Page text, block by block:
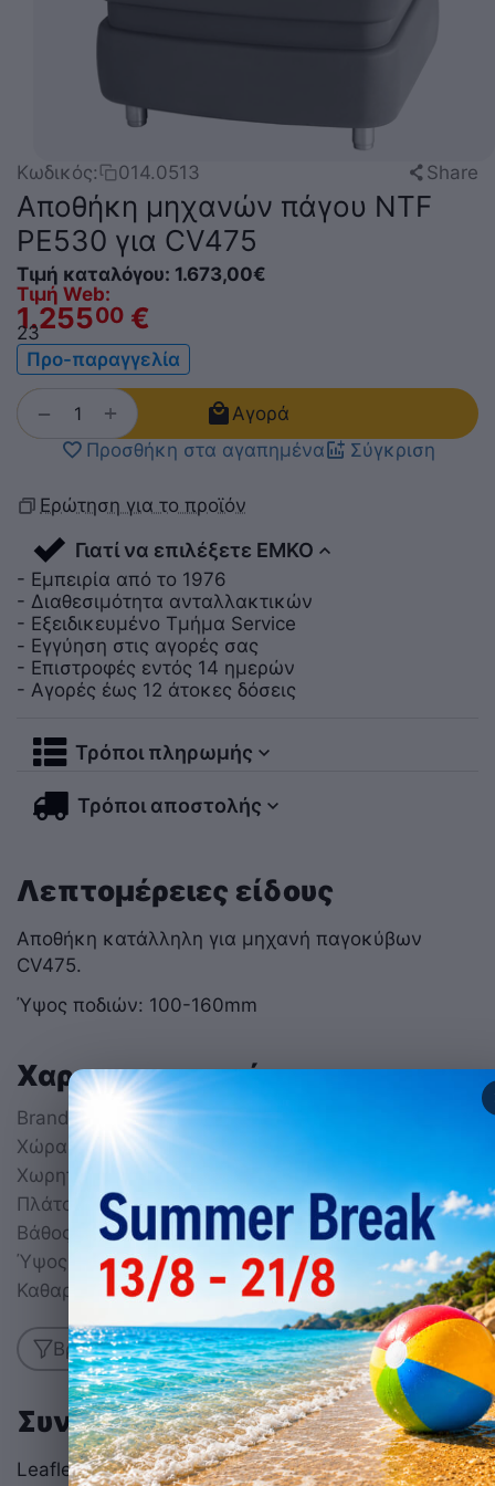
Κωδικός: 014.0513 Share
Αποθήκη μηχανών πάγου NTF
PE530 για CV475
Τιμή καταλόγου: 1.673,00€
Τιμή Web:
1.25500 €
23
Προ-παραγγελία
+
−
Αγορά
Προσθήκη στα αγαπημένα
Σύγκριση
Ερώτηση για το προϊόν
Γιατί να επιλέξετε ΕΜΚΟ
- Εμπειρία από το 1976
- Διαθεσιμότητα ανταλλακτικών
- Εξειδικευμένο Τμήμα Service
- Εγγύηση στις αγορές σας
- Επιστροφές εντός 14 ημερών
- Αγορές έως 12 άτοκες δόσεις
Τρόποι πληρωμής
Τρόποι αποστολής
Λεπτομέρειες είδους
Αποθήκη κατάλληλη για μηχανή παγοκύβων
CV475.
Ύψος ποδιών: 100-160mm
Χαρακτηριστικά
Brand
Χώρα προέλευσης
Χωρητικότητα (kg)
Πλάτος
942mm
Βάθος
mm
Ύψος
1053mm
Καθαρό βάρος
59 kg
Βρείτε παρόμοια
Συνημμένα
Leaflet (leaflet-bin_PE_530-en.pdf, 1,675 Kb)